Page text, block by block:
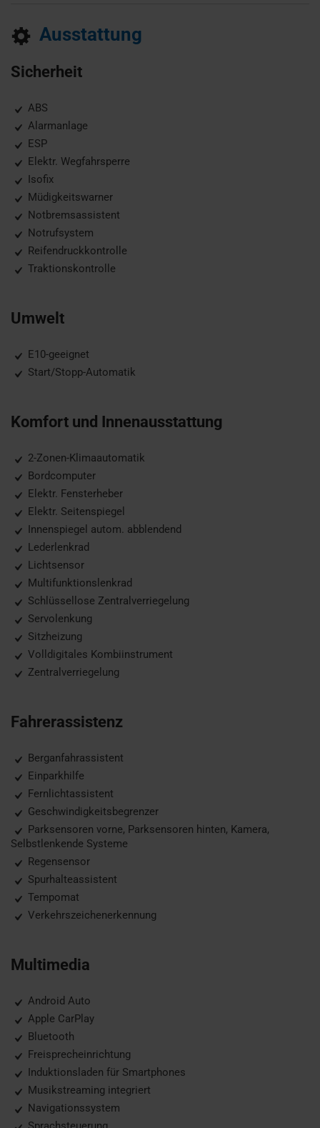
Ausstattung
Sicherheit
ABS
Alarmanlage
ESP
Elektr. Wegfahrsperre
Isofix
Müdigkeitswarner
Notbremsassistent
Notrufsystem
Reifendruckkontrolle
Traktionskontrolle
Umwelt
E10-geeignet
Start/Stopp-Automatik
Komfort und Innenausstattung
2-Zonen-Klimaautomatik
Bordcomputer
Elektr. Fensterheber
Elektr. Seitenspiegel
Innenspiegel autom. abblendend
Lederlenkrad
Lichtsensor
Multifunktionslenkrad
Schlüssellose Zentralverriegelung
Servolenkung
Sitzheizung
Volldigitales Kombiinstrument
Zentralverriegelung
Fahrerassistenz
Berganfahrassistent
Einparkhilfe
Fernlichtassistent
Geschwindigkeitsbegrenzer
Parksensoren vorne, Parksensoren hinten, Kamera,
Selbstlenkende Systeme
Regensensor
Spurhalteassistent
Tempomat
Verkehrszeichenerkennung
Multimedia
Android Auto
Apple CarPlay
Bluetooth
Freisprecheinrichtung
Induktionsladen für Smartphones
Musikstreaming integriert
Navigationssystem